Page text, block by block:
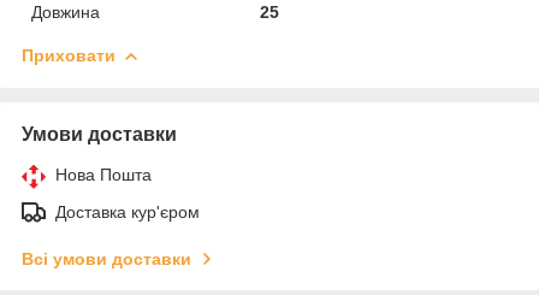
Довжина
25
Приховати
Умови доставки
Нова Пошта
Доставка кур'єром
Всі умови доставки